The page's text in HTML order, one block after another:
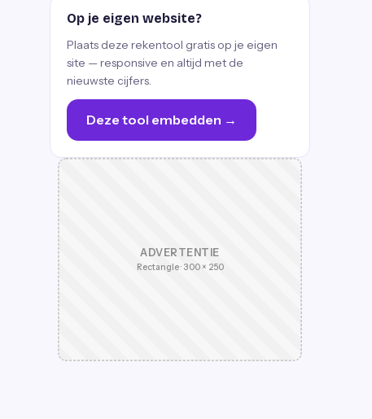
Op je eigen website?
Plaats deze rekentool gratis op je eigen
site — responsive en altijd met de
nieuwste cijfers.
Deze tool embedden →
ADVERTENTIE
Rectangle · 300 × 250